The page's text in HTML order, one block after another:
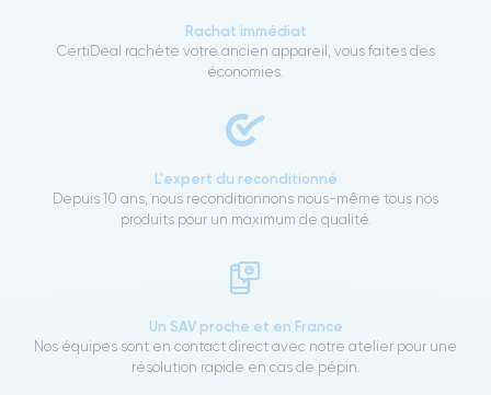
Rachat immédiat
CertiDeal rachète votre ancien appareil, vous faites des
économies.
L'expert du reconditionné
Depuis 10 ans, nous reconditionnons nous-même tous nos
produits pour un maximum de qualité.
Un SAV proche et en France
Nos équipes sont en contact direct avec notre atelier pour une
résolution rapide en cas de pépin.